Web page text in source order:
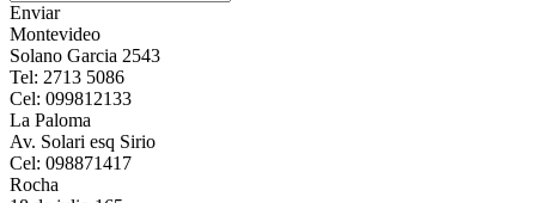
Enviar
Montevideo
Solano Garcia 2543
Tel: 2713 5086
Cel: 099812133
La Paloma
Av. Solari esq Sirio
Cel: 098871417
Rocha